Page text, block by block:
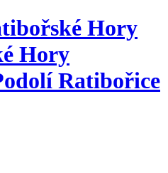
Hory
Ratibořice